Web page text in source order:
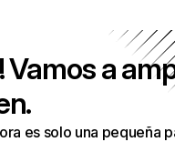
Vamos a
es solo una pequeña